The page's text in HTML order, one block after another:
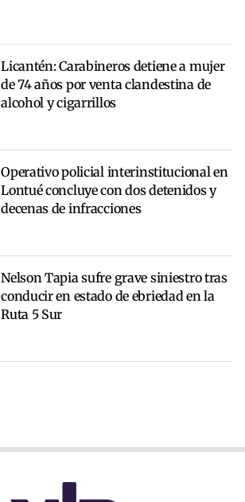
Licantén: Carabineros detiene a mujer
de 74 años por venta clandestina de
alcohol y cigarrillos
Operativo policial interinstitucional en
Lontué concluye con dos detenidos y
decenas de infracciones
Nelson Tapia sufre grave siniestro tras
conducir en estado de ebriedad en la
Ruta 5 Sur